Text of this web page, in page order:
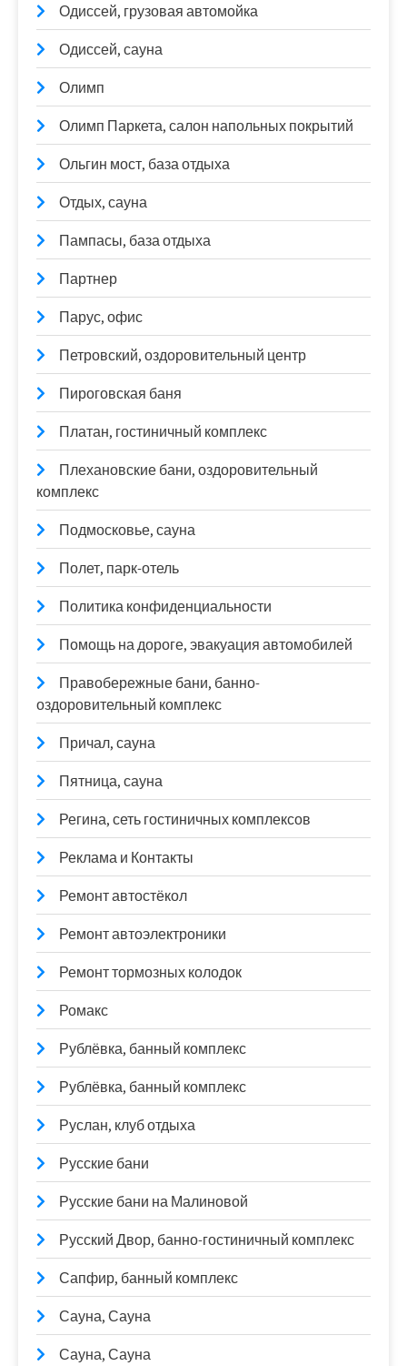
Одиссей, грузовая автомойка
Одиссей, сауна
Олимп
Олимп Паркета, салон напольных покрытий
Ольгин мост, база отдыха
Отдых, сауна
Пампасы, база отдыха
Партнер
Парус, офис
Петровский, оздоровительный центр
Пироговская баня
Платан, гостиничный комплекс
Плехановские бани, оздоровительный
комплекс
Подмосковье, сауна
Полет, парк-отель
Политика конфиденциальности
Помощь на дороге, эвакуация автомобилей
Правобережные бани, банно-
оздоровительный комплекс
Причал, сауна
Пятница, сауна
Регина, сеть гостиничных комплексов
Реклама и Контакты
Ремонт автостёкол
Ремонт автоэлектроники
Ремонт тормозных колодок
Ромакс
Рублёвка, банный комплекс
Рублёвка, банный комплекс
Руслан, клуб отдыха
Русские бани
Русские бани на Малиновой
Русский Двор, банно-гостиничный комплекс
Сапфир, банный комплекс
Сауна, Сауна
Сауна, Сауна